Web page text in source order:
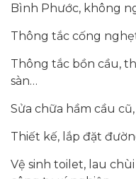
Bình Phước, không
Thông tắc cống
Thông tắc bồn cầu,
sàn…
Sửa chữa hầm cầu
Thiết kế, lắp đặt
Vệ sinh toilet, lau